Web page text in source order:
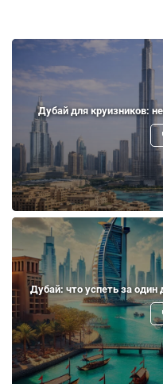
Дубай для круизников:
Дубай: что успеть за один